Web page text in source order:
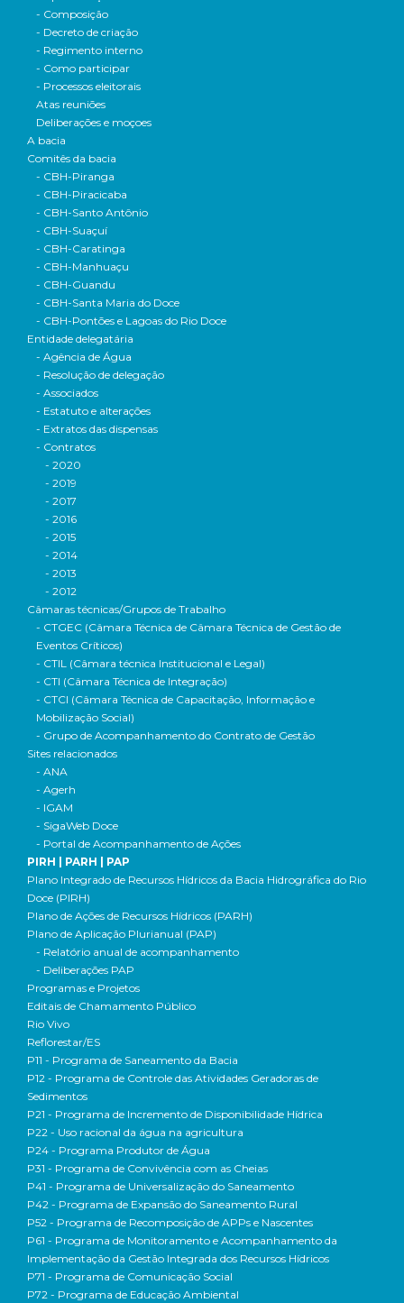
- Composição
- Decreto de criação
- Regimento interno
- Como participar
- Processos eleitorais
Atas reuniões
Deliberações e moçoes
A bacia
Comitês da bacia
- CBH-Piranga
- CBH-Piracicaba
- CBH-Santo Antônio
- CBH-Suaçuí
- CBH-Caratinga
- CBH-Manhuaçu
- CBH-Guandu
- CBH-Santa Maria do Doce
- CBH-Pontões e Lagoas do Rio Doce
Entidade delegatária
- Agência de Água
- Resolução de delegação
- Associados
- Estatuto e alterações
- Extratos das dispensas
- Contratos
- 2020
- 2019
- 2017
- 2016
- 2015
- 2014
- 2013
- 2012
Câmaras técnicas/Grupos de Trabalho
- CTGEC (Câmara Técnica de Câmara Técnica de Gestão de
Eventos Críticos)
- CTIL (Câmara técnica Institucional e Legal)
- CTI (Câmara Técnica de Integração)
- CTCI (Câmara Técnica de Capacitação, Informação e
Mobilização Social)
- Grupo de Acompanhamento do Contrato de Gestão
Sites relacionados
- ANA
- Agerh
- IGAM
- SigaWeb Doce
- Portal de Acompanhamento de Ações
PIRH | PARH | PAP
Plano Integrado de Recursos Hídricos da Bacia Hidrográfica do Rio
Doce (PIRH)
Plano de Ações de Recursos Hídricos (PARH)
Plano de Aplicação Plurianual (PAP)
- Relatório anual de acompanhamento
- Deliberações PAP
Programas e Projetos
Editais de Chamamento Público
Rio Vivo
Reflorestar/ES
P11 - Programa de Saneamento da Bacia
P12 - Programa de Controle das Atividades Geradoras de
Sedimentos
P21 - Programa de Incremento de Disponibilidade Hídrica
P22 - Uso racional da água na agricultura
P24 - Programa Produtor de Água
P31 - Programa de Convivência com as Cheias
P41 - Programa de Universalização do Saneamento
P42 - Programa de Expansão do Saneamento Rural
P52 - Programa de Recomposição de APPs e Nascentes
P61 - Programa de Monitoramento e Acompanhamento da
Implementação da Gestão Integrada dos Recursos Hídricos
P71 - Programa de Comunicação Social
P72 - Programa de Educação Ambiental